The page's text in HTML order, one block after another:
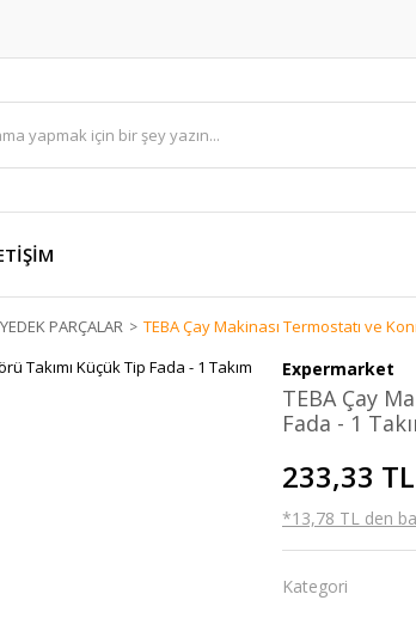
PARÇALAR TEBA Çay Makinası Termostatı ve
Expermarket
TEBA Çay
Fada - 1
233,33
*13,78 TL den
Kategori